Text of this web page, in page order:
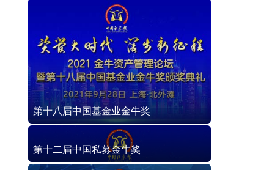
第十八届中国基金业金牛奖
第十二届中国私募金牛奖